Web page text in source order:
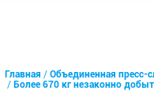
Главная Объединенная пресс-
Более 670 кг незаконно